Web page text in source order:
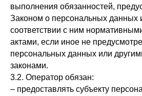
выполнения обязанностей,
Законом о персональных данных
соответствии с ним
актами, если иное не
персональных данных или
законами.
3.2. Оператор обязан:
– предоставлять субъекту